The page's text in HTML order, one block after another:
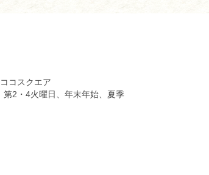
コスクエア
第2・4火曜日、年末年始、夏季